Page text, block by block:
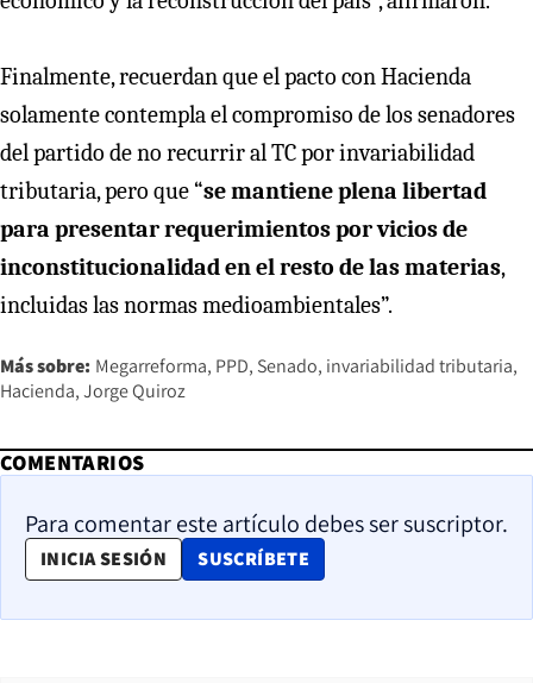
Finalmente, recuerdan que el pacto con Hacienda
solamente contempla el compromiso de los senadores
del partido de no recurrir al TC por invariabilidad
tributaria, pero que “se mantiene plena libertad
para presentar requerimientos por vicios de
inconstitucionalidad en el resto de las materias,
incluidas las normas medioambientales”.
Más sobre: Megarreforma PPD Senado invariabilidad tributaria
Hacienda Jorge Quiroz
COMENTARIOS
Para comentar este artículo debes ser suscriptor.
INICIA SESIÓN SUSCRÍBETE
OPENS IN NEW WINDOW